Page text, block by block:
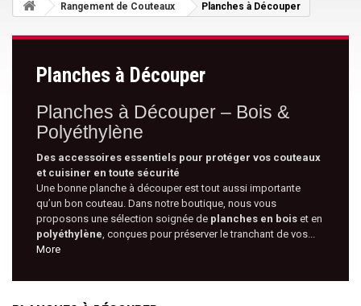
Rangement de Couteaux Planches à Découper
Planches à Découper
Planches à Découper – Bois &
Polyéthylène
Des accessoires essentiels pour protéger vos couteaux
et cuisiner en toute sécurité
Une bonne planche à découper est tout aussi importante
qu’un bon couteau. Dans notre boutique, nous vous
proposons une sélection soignée de planches en bois et en
polyéthylène, conçues pour préserver le tranchant de vos...
More